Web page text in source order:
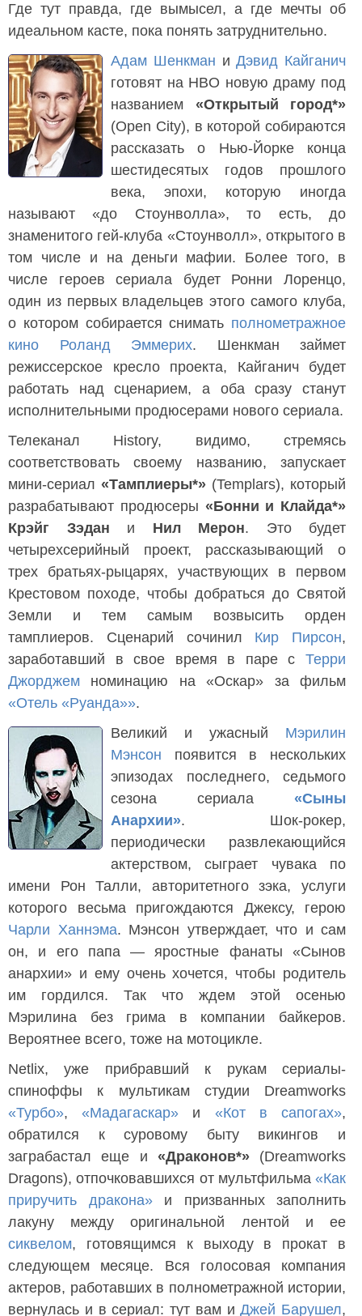
Где тут правда, где вымысел, а где мечты об
идеальном касте, пока понять затруднительно.
Адам Шенкман иДэвид Кайганич
готовят на HBO новую драму под
названием «Открытый город*»
(Open City), в которой собираются
рассказать о Нью-Йорке конца
шестидесятых годов прошлого
века, эпохи, которую иногда
называют «до Стоунволла», то есть, до
знаменитого гей-клуба «Стоунволл», открытого в
том числе и на деньги мафии. Более того, в
числе героев сериала будет Ронни Лоренцо,
один из первых владельцев этого самого клуба,
о котором собирается снимать полнометражное
кино
Роланд Эммерих. Шенкман займет
режиссерское кресло проекта, Кайганич будет
работать над сценарием, а оба сразу станут
исполнительными продюсерами нового сериала.
Телеканал History, видимо, стремясь
соответствовать своему названию, запускает
мини-сериал «Тамплиеры*» (Templars), который
разрабатывают продюсеры «Бонни и Клайда*»
Крэйг Зэдан и Нил Мерон. Это будет
четырехсерийный проект, рассказывающий о
трех братьях-рыцарях, участвующих в первом
Крестовом походе, чтобы добраться до Святой
Земли и тем самым возвысить орден
тамплиеров. Сценарий сочинил Кир Пирсон,
заработавший в свое время в паре с Терри
Джорджем номинацию на «Оскар» за фильм
«Отель «Руанда»».
Великий и ужасный Мэрилин
Мэнсон появится в нескольких
эпизодах последнего, седьмого
сезона сериала «Сыны
Анархии». Шок-рокер,
периодически развлекающийся
актерством, сыграет чувака по
имени Рон Талли, авторитетного зэка, услуги
которого весьма пригождаются Джексу, герою
Чарли Ханнэма. Мэнсон утверждает, что и сам
он, и его папа — яростные фанаты «Сынов
анархии» и ему очень хочется, чтобы родитель
им гордился. Так что ждем этой осенью
Мэрилина без грима в компании байкеров.
Вероятнее всего, тоже на мотоцикле.
Netlix, уже прибравший к рукам сериалы-
спиноффы к мультикам студии Dreamworks
«Турбо»,«Мадагаскар» и «Кот в сапогах»,
обратился к суровому быту викингов и
заграбастал еще и «Драконов*»(Dreamworks
Dragons), отпочковавшихся от мультфильма «Как
приручить дракона»и призванных заполнить
лакуну между оригинальной лентой и ее
сиквелом, готовящимся к выходу в прокат в
следующем месяце. Вся голосовая компания
актеров, работавших в полнометражной истории,
вернулась и в сериал: тут вам иДжей Барушел,